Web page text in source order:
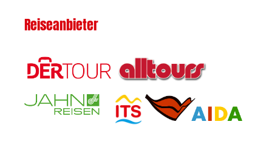
Reiseanbieter